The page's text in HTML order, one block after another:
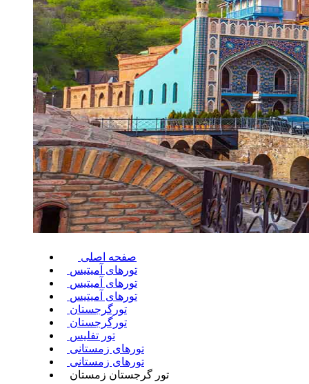
صفحه اصلی
تورهای آمیتیس
تورهای آمیتیس
تورهای آمیتیس
تورگرجستان
تورگرجستان
تور تفلیس
تور‌های زمستانی
تور‌های زمستانی
تور گرجستان زمستان